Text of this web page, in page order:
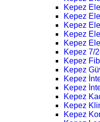
Kepez
Kepez
Kepez
Kepez
Kepez
Kepez 7/
Kepez
Kepez
Kepez
Kepez
Kepez
Kepez
Kepez